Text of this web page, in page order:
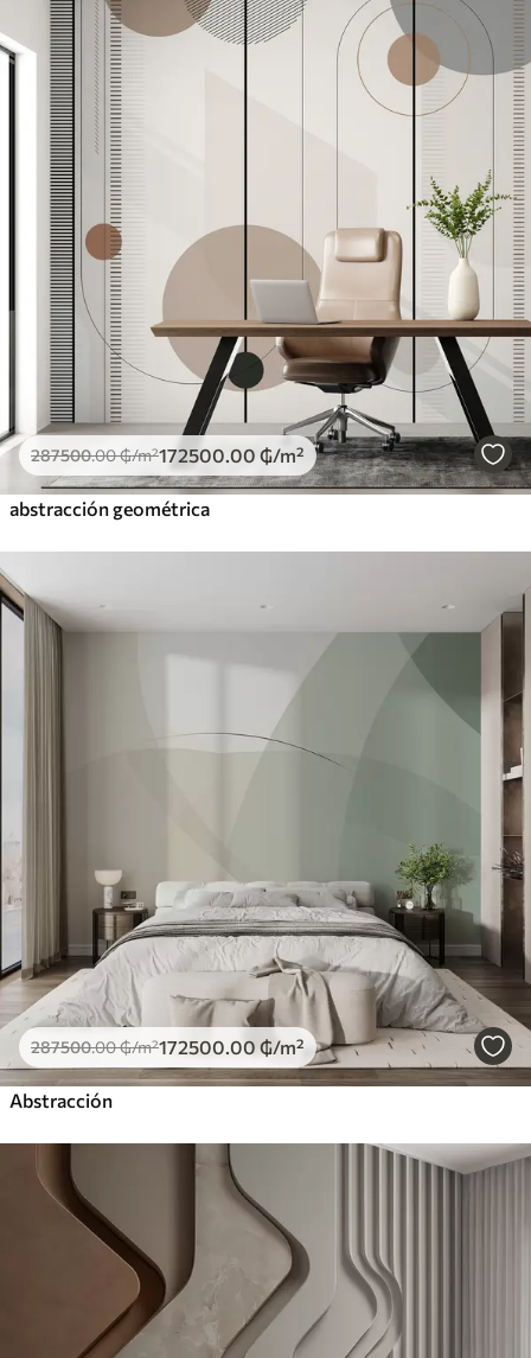
287500.00₲/m²172500 .00 ₲/m²
abstracción geométrica
287500.00₲/m²172500 .00 ₲/m²
Abstracción